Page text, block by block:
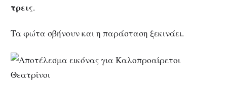
τρεις.
Τα φώτα σβήνουν και η παράσταση ξεκινάει.